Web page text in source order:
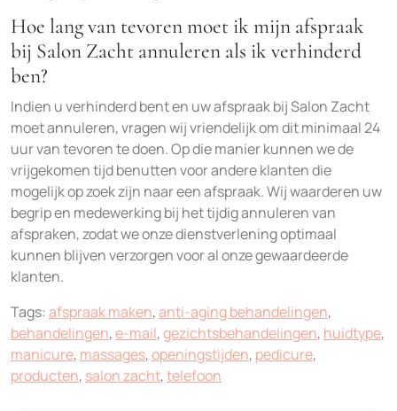
Hoe lang van tevoren moet ik mijn afspraak
bij Salon Zacht annuleren als ik verhinderd
ben?
Indien u verhinderd bent en uw afspraak bij Salon Zacht
moet annuleren, vragen wij vriendelijk om dit minimaal 24
uur van tevoren te doen. Op die manier kunnen we de
vrijgekomen tijd benutten voor andere klanten die
mogelijk op zoek zijn naar een afspraak. Wij waarderen uw
begrip en medewerking bij het tijdig annuleren van
afspraken, zodat we onze dienstverlening optimaal
kunnen blijven verzorgen voor al onze gewaardeerde
klanten.
Tags: afspraak maken,anti-aging behandelingen,
behandelingen,e-mail,gezichtsbehandelingen, huidtype,
manicure, massages,openingstijden, pedicure,
producten, salon zacht,telefoon